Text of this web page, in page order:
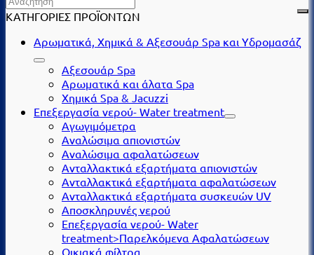
Νότες
Ευκαλύπτου
Μέντας
ποσότητα
ΚΑΤΗΓΟΡΙΕΣ ΠΡΟΪΟΝΤΩΝ
Αρωματικά, Χημικά & Αξεσουάρ Spa και Υδρομασάζ
Αξεσουάρ Spa
Αρωματικά και άλατα Spa
Χημικά Spa & Jacuzzi
Επεξεργασία νερού- Water treatment
Αγωγιμόμετρα
Αναλώσιμα απιονιστών
Αναλώσιμα αφαλατώσεων
Ανταλλακτικά εξαρτήματα απιονιστών
Ανταλλακτικά εξαρτήματα αφαλατώσεων
Ανταλλακτικά εξαρτήματα συσκευών UV
Αποσκληρυνές νερού
Επεξεργασία νερού- Water
treatment>Παρελκόμενα Αφαλατώσεων
Οικιακά φίλτρα